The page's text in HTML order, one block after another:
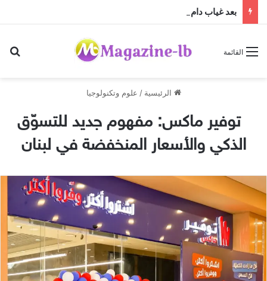
القائمة
الرئيسية / علوم وتكنولوجيا
توفير ماكس: مفهوم جديد للتسوّق
الذكي والأسعار المنخفضة في لبنان